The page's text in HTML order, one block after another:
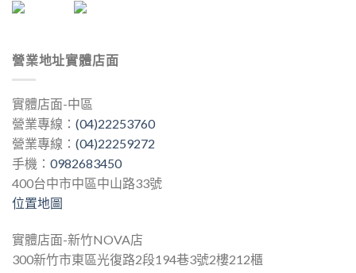
營業地址實體店面
實體店面-中區
營業專線： (04)22253760
營業專線： (04)22259272
手機： 0982683450
400台中市中區中山路33號
位置地圖
實體店面-新竹NOVA店
300新竹市東區光復路2段194巷3號2樓212櫃